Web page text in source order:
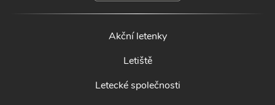
Akční letenky
Letiště
Letecké společnosti